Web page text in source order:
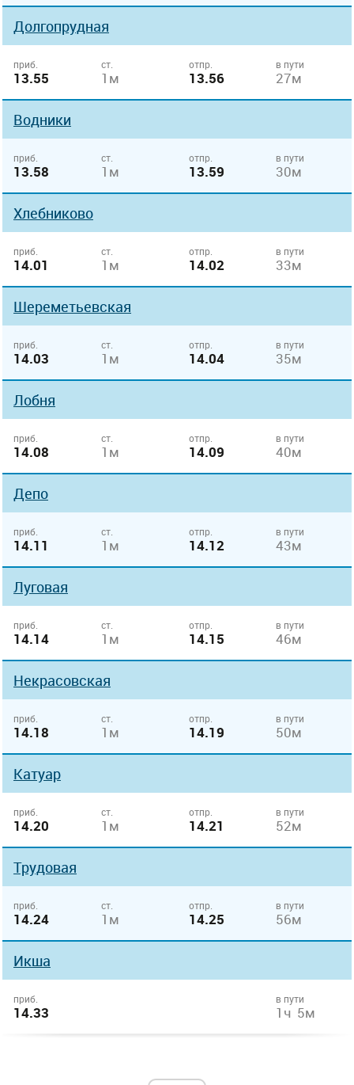
Долгопрудная
приб.
13.55
ст.
1м
отпр.
13.56
в пути
27м
Водники
приб.
13.58
ст.
1м
отпр.
13.59
в пути
30м
Хлебниково
приб.
14.01
ст.
1м
отпр.
14.02
в пути
33м
Шереметьевская
приб.
14.03
ст.
1м
отпр.
14.04
в пути
35м
Лобня
приб.
14.08
ст.
1м
отпр.
14.09
в пути
40м
Депо
приб.
14.11
ст.
1м
отпр.
14.12
в пути
43м
Луговая
приб.
14.14
ст.
1м
отпр.
14.15
в пути
46м
Некрасовская
приб.
14.18
ст.
1м
отпр.
14.19
в пути
50м
Катуар
приб.
14.20
ст.
1м
отпр.
14.21
в пути
52м
Трудовая
приб.
14.24
ст.
1м
отпр.
14.25
в пути
56м
Икша
приб.
14.33
в пути
1ч 5м